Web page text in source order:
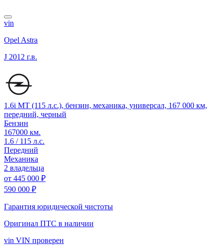
vin
Opel Astra
J 2012 г.в.
1.6i MT (115 л.с.), бензин, механика, универсал, 167 000 км,
передний, черный
Бензин
167000 км.
1.6 / 115 л.с.
Передний
Механика
2 владельца
от 445 000 ₽
590 000 ₽
Гарантия юридической чистоты
Оригинал ПТС в наличии
vin VIN проверен